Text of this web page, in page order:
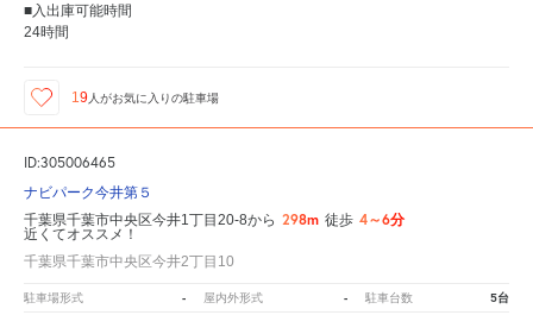
■入出庫可能時間
24時間
19人がお気に入りの駐車場
ID:305006465
ナビパーク今井第５
千葉県千葉市中央区今井1丁目20-8から 298m 徒歩 4～6分
近くてオススメ！
千葉県千葉市中央区今井2丁目10
駐車場形式 - 屋内外形式 - 駐車台数 5台